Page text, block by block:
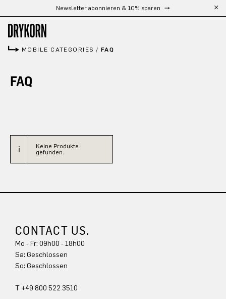
Zum Hauptinhalt springenNewsletter abonnieren & 10% sparen
MOBILE CATEGORIES / FAQ
FAQ
Keine Produkte
gefunden.
CONTACT US.
Mo - Fr: 09h00 - 18h00
Sa: Geschlossen
So: Geschlossen
T +49 800 522 3510